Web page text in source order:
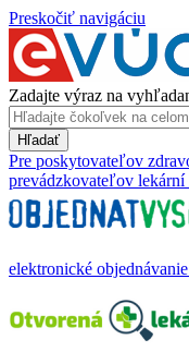
Preskočiť navigáciu
Zadajte výraz na
Hľadať
Pre poskytovateľov
prevádzkovateľov lekární
elektronické